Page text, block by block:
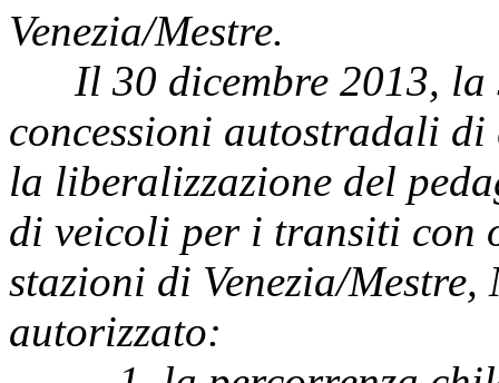
Venezia/Mestre.
Il 30 dicembre 2013, la
concessioni autostradali di
la liberalizzazione del
di veicoli per i transiti con
stazioni di Venezia/
autorizzato: